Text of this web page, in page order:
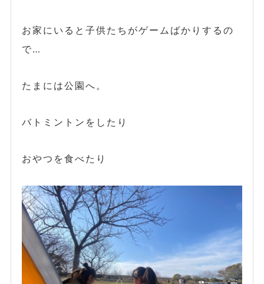
お家にいると子供たちがゲームばかりするの
で…
たまには公園へ。
バトミントンをしたり
おやつを食べたり